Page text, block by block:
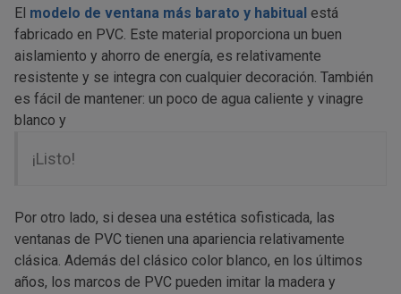
El modelo de ventana más barato y habitual está
fabricado en PVC. Este material proporciona un buen
aislamiento y ahorro de energía, es relativamente
resistente y se integra con cualquier decoración. También
es fácil de mantener: un poco de agua caliente y vinagre
blanco y
¡Listo!
Por otro lado, si desea una estética sofisticada, las
ventanas de PVC tienen una apariencia relativamente
clásica. Además del clásico color blanco, en los últimos
años, los marcos de PVC pueden imitar la madera y